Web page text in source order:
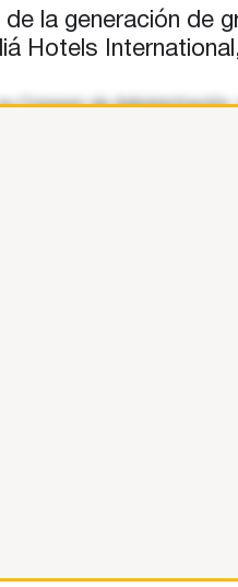
de la generación de
Hotels
Consejo de